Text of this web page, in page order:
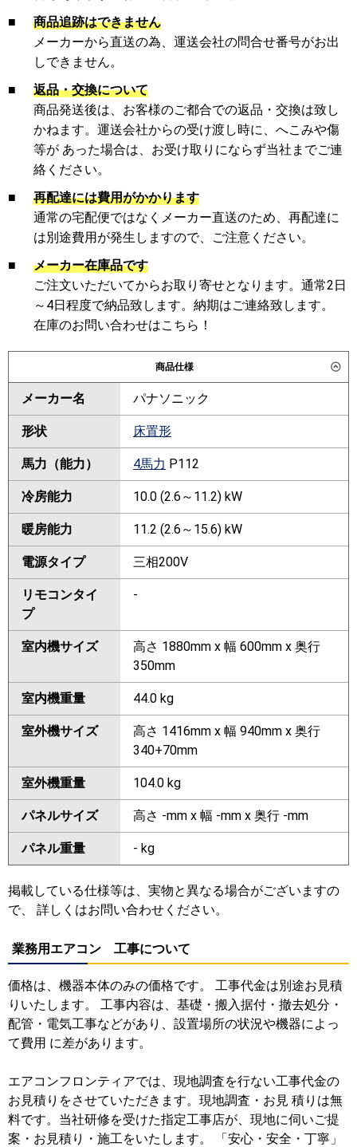
■
商品追跡はできません
メーカーから直送の為、運送会社の問合せ番号がお出
しできません。
■
返品・交換について
商品発送後は、お客様のご都合での返品・交換は致し
かねます。運送会社からの受け渡し時に、へこみや傷
等が あった場合は、お受け取りにならず当社までご連
絡ください。
■
再配達には費用がかかります
通常の宅配便ではなくメーカー直送のため、再配達に
は別途費用が発生しますので、ご注意ください。
■
メーカー在庫品です
ご注文いただいてからお取り寄せとなります。通常2日
～4日程度で納品致します。納期はご連絡致します。
在庫のお問い合わせはこちら！
商品仕様
メーカー名 パナソニック
形状 床置形
馬力（能力） 4馬力 P112
冷房能力 10.0 (2.6～11.2) kW
暖房能力 11.2 (2.6～15.6) kW
電源タイプ 三相200V
リモコンタイ
プ
-
室内機サイズ
高さ 1880mm x 幅 600mm x 奥行
350mm
室内機重量 44.0 kg
室外機サイズ
高さ 1416mm x 幅 940mm x 奥行
340+70mm
室外機重量 104.0 kg
パネルサイズ 高さ -mm x 幅 -mm x 奥行 -mm
パネル重量 - kg
掲載している仕様等は、実物と異なる場合がございますの
で、 詳しくはお問い合わせください。
業務用エアコン 工事について
価格は、機器本体のみの価格です。 工事代金は別途お見積
りいたします。 工事内容は、基礎・搬入据付・撤去処分・
配管・電気工事などがあり、設置場所の状況や機器によっ
て費用 に差があります。
エアコンフロンティアでは、現地調査を行ない工事代金の
お見積りをさせていただきます。現地調査・お見 積りは無
料です。当社研修を受けた指定工事店が、現地に伺いご提
案・お見積り・施工をいたします。 「安心・安全・丁寧」